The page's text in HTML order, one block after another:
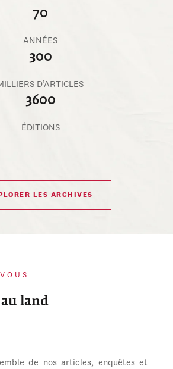
70
ANNÉES
300
D’ARTICLES
3600
ÉDITIONS
LES ARCHIVES
au land
de nos articles, enquêtes et